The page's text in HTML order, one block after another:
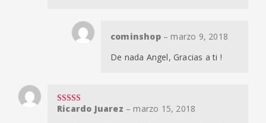
cominshop – marzo 9, 2018
De nada Angel, Gracias a ti !
Valorado en
Ricardo Juarez – marzo 15, 2018